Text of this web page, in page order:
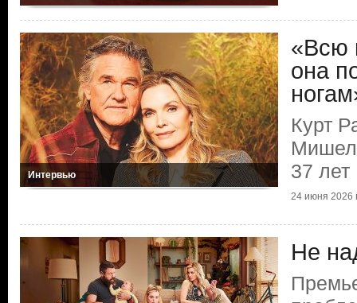
Интервью
«Всю
она
Курт
37 лет
24 июня 2026
Не